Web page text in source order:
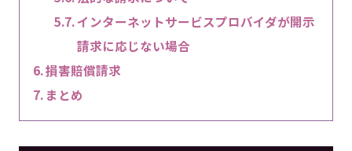
インターネットサービスプロバイダが開示
請求に応じない場合
損害賠償請求
まとめ